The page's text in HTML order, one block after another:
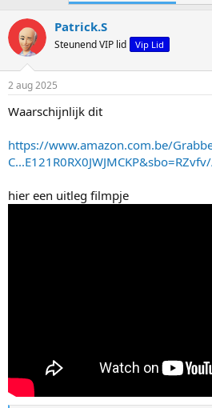
Patrick.S
Steunend VIP lid Vip Lid
2 aug 2025
Waarschijnlijk dit
https://www.amazon.com.be/
hier een uitleg filmpje